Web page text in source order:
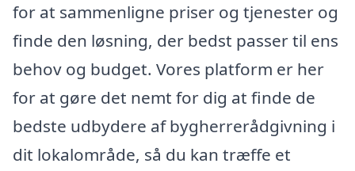
for at sammenligne priser og tjenester og
finde den løsning, der bedst passer til ens
behov og budget. Vores platform er her
for at gøre det nemt for dig at finde de
bedste udbydere af bygherrerådgivning i
dit lokalområde, så du kan træffe et